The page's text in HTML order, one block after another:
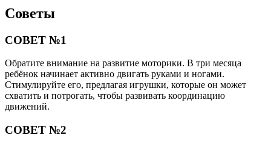
Советы
СОВЕТ №1
Обратите внимание на развитие моторики. В три месяца
ребёнок начинает активно двигать руками и ногами.
Стимулируйте его, предлагая игрушки, которые он может
схватить и потрогать, чтобы развивать координацию
движений.
СОВЕТ №2